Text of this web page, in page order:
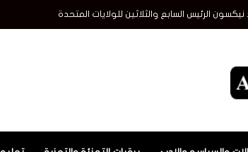
نيكسون الرئيس السابع والثلاثين للولايات المتحدة